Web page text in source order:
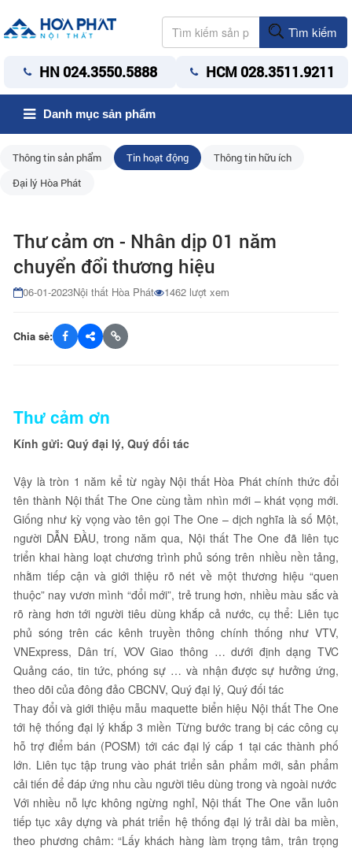
Tìm kiếm
HN 024.3550.5888 HCM 028.3511.9211
Danh mục sản phẩm
Thông tin sản phẩm Tin hoạt động
Thông tin hữu ích
Đại lý Hòa Phát
Thư cảm ơn - Nhân dịp 01 năm
chuyển đổi thương hiệu
06-01-2023Nội thất Hòa Phát 1462 lượt xem
Chia sẻ:
Thư cảm ơn
Kính gửi: Quý đại lý, Quý đối tác
Vậy là tròn 1 năm kể từ ngày Nội thất Hòa Phát chính thức đổi
tên thành Nội thất The One cùng tầm nhìn mới – khát vọng mới.
Giống như kỳ vọng vào tên gọi The One – dịch nghĩa là số Một,
người DẪN ĐẦU, trong năm qua, Nội thất The One đã liên tục
triển khai hàng loạt chương trình phủ sóng trên nhiều nền tảng,
nhằm tiếp cận và giới thiệu rõ nét về một thương hiệu “quen
thuộc” nay vươn mình “đổi mới”, trẻ trung hơn, nhiều màu sắc và
rõ ràng hơn tới người tiêu dùng khắp cả nước, cụ thể: Liên tục
phủ sóng trên các kênh truyền thông chính thống như VTV,
VNExpress, Dân trí, VOV Giao thông … dưới định dạng TVC
Quảng cáo, tin tức, phóng sự … và nhận được sự hưởng ứng,
theo dõi của đông đảo CBCNV, Quý đại lý, Quý đối tác
Thay đổi và giới thiệu mẫu maquette biển hiệu Nội thất The One
tới hệ thống đại lý khắp 3 miền Từng bước trang bị các công cụ
hỗ trợ điểm bán (POSM) tới các đại lý cấp 1 tại các thành phố
lớn. Liên tục tập trung vào phát triển sản phẩm mới, sản phẩm
cải tiến để đáp ứng nhu cầu người tiêu dùng trong và ngoài nước
Với nhiều nỗ lực không ngừng nghỉ, Nội thất The One vẫn luôn
tiếp tục xây dựng và phát triển hệ thống đại lý trải dài ba miền,
theo phương châm: “Lấy khách hàng làm trọng tâm, trân trọng